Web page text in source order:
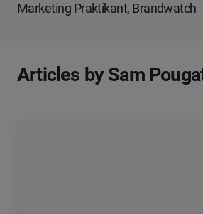
Marketing Praktikant, Brandwatch
Articles by Sam